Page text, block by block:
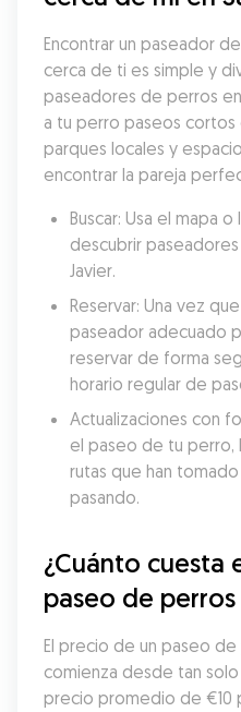
Encontrar un paseador
cerca de ti es simple y
paseadores de perros
a tu perro paseos cortos
parques locales y
encontrar la pareja
Buscar: Usa el mapa
descubrir
Javier.
Reservar: Una vez
paseador adecuado
reservar de forma
horario regular de
Actualizaciones con
el paseo de tu
rutas que han
pasando.
¿Cuánto cuesta
paseo de perros
El precio de un paseo de
comienza desde tan
precio promedio de €10